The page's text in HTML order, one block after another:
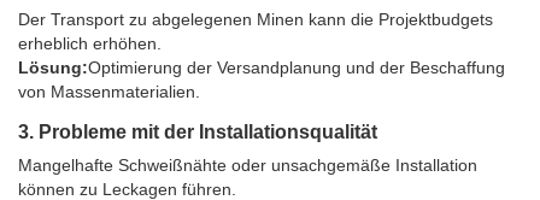
Der Transport zu abgelegenen Minen kann die Projektbudgets
erheblich erhöhen.
Lösung:Optimierung der Versandplanung und der Beschaffung
von Massenmaterialien.
3. Probleme mit der Installationsqualität
Mangelhafte Schweißnähte oder unsachgemäße Installation
können zu Leckagen führen.